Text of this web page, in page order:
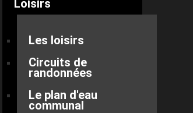
Loisirs
Les loisirs
Circuits de
randonnées
Le plan d'eau
communal